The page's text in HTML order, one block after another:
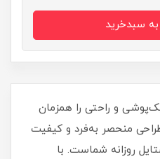
و راحتی را همزمان
منحصر به‌فرد و کیفیت
روزانه شماست. با